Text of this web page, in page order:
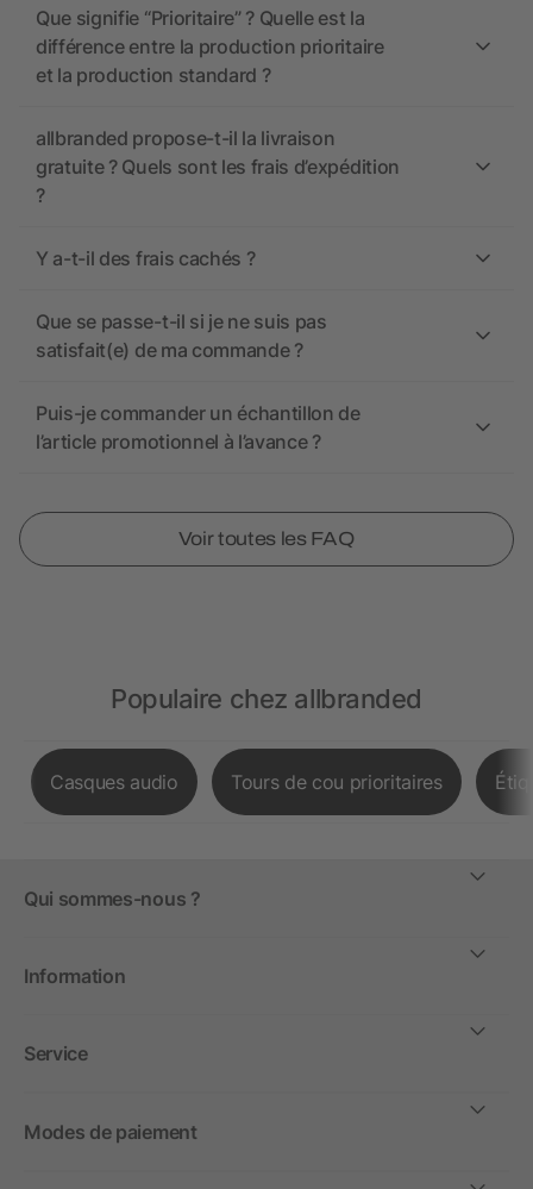
Que signifie “Prioritaire” ? Quelle est la
différence entre la production prioritaire
et la production standard ?
allbranded propose-t-il la livraison
gratuite ? Quels sont les frais d’expédition
?
Y a-t-il des frais cachés ?
Que se passe-t-il si je ne suis pas
satisfait(e) de ma commande ?
Puis-je commander un échantillon de
l’article promotionnel à l’avance ?
Voir toutes les FAQ
Populaire chez allbranded
Casques audio Tours de cou prioritaires
Qui sommes-nous ?
Information
Service
Modes de paiement